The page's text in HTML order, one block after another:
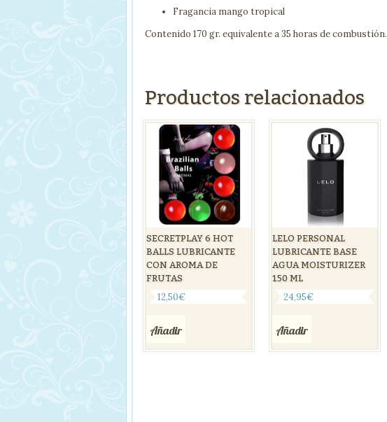
Fragancia mango tropical
Contenido 170 gr. equivalente a 35 horas de combustión.
Productos relacionados
SECRETPLAY 6 HOT
BALLS LUBRICANTE
CON AROMA DE
FRUTAS
12,50€
Añadir
LELO PERSONAL
LUBRICANTE BASE
AGUA MOISTURIZER
150 ML
24,95€
Añadir